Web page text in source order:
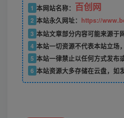
1 本网站名称： 百创网
2 本站永久网址： https://
3 本站文章部分内容可能来源于
4 本站一切资源不代表本站立场
5 本站一律禁止以任何方式发布
6 本站资源大多存储在云盘，如